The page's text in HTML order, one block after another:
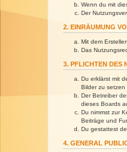
Wenn du mit
Der
2. EINRÄUMUNG
Mit dem
Das
3. PFLICHTEN DES
Du erklärst mit
Bilder zu setzen
Der Betreiber
dieses Boards
Du nimmst zur
Beiträge und
Du gestattest
4. GENERAL